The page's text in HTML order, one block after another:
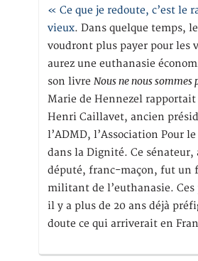
« Ce que je redoute, c’est le
vieux. Dans quelque temps,
voudront plus payer pour les
aurez une euthanasie
son livre Nous ne nous sommes
Marie de Hennezel rapportait
Henri Caillavet, ancien
l’ADMD, l’Association Pour
dans la Dignité. Ce sénateur,
député, franc-maçon, fut un
militant de l’euthanasie. Ces
il y a plus de 20 ans déjà
doute ce qui arriverait en